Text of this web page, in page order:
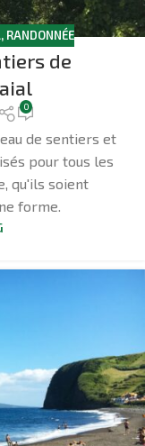
, RANDONNÉE
de
0
de sentiers et
pour tous les
qu'ils soient
forme.